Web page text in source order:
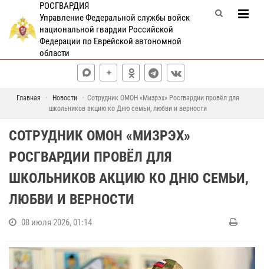
РОСГВАРДИЯ
Управление Федеральной службы войск
национальной гвардии Российской
Федерации по Еврейской автономной
области
Главная Новости
Сотрудник ОМОН «Мизрэх» Росгвардии провёл для
школьников акцию ко Дню семьи, любви и верности
СОТРУДНИК ОМОН «МИЗРЭХ»
РОСГВАРДИИ ПРОВЁЛ ДЛЯ
ШКОЛЬНИКОВ АКЦИЮ КО ДНЮ СЕМЬИ,
ЛЮБВИ И ВЕРНОСТИ
08 июля 2026, 01:14